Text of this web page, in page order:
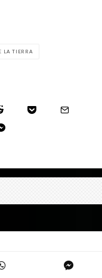
LA TIERRA
de Stanley